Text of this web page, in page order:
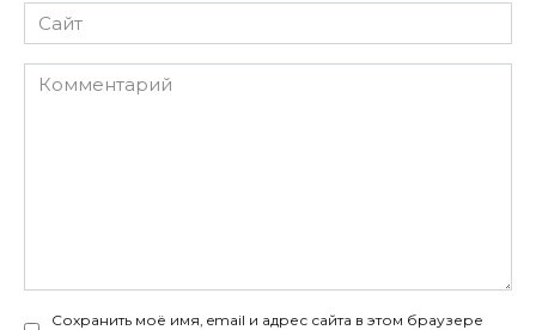
Сайт
Комментарий
Сохранить моё имя, email и адрес сайта в этом браузере